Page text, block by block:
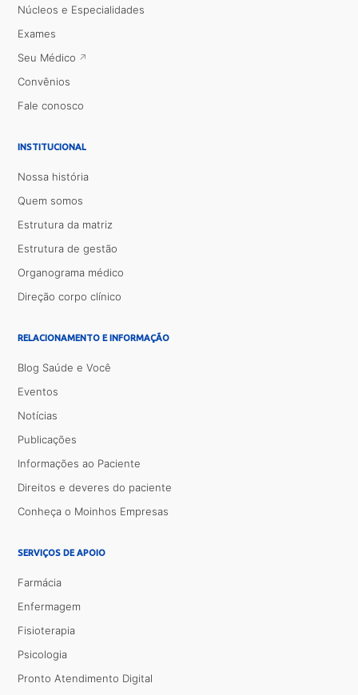
Núcleos e Especialidades
Exames
Seu Médico
Convênios
Fale conosco
INSTITUCIONAL
Nossa história
Quem somos
Estrutura da matriz
Estrutura de gestão
Organograma médico
Direção corpo clínico
RELACIONAMENTO E INFORMAÇÃO
Blog Saúde e Você
Eventos
Notícias
Publicações
Informações ao Paciente
Direitos e deveres do paciente
Conheça o Moinhos Empresas
SERVIÇOS DE APOIO
Farmácia
Enfermagem
Fisioterapia
Psicologia
Pronto Atendimento Digital